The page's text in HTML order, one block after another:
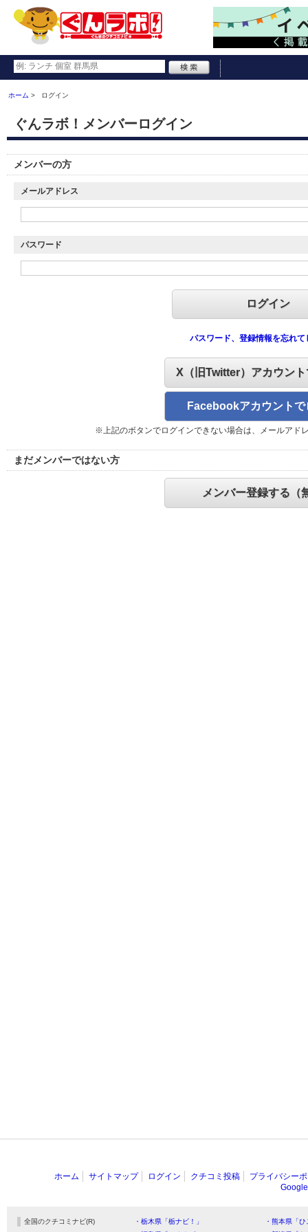
ホーム ログイン
ぐんラボ！メンバーログイン
メンバーの方
メールアドレス
パスワード
パスワード、登録情報を忘れて
X（旧Twitter）アカウン
Facebookアカウントで
※上記のボタンでログインできない場合は、メールアド
まだメンバーではない方
メンバー登録する（
ホーム サイトマップ ログイン クチコミ投稿
プライバシー
全国のクチコミナビ(R) ・栃木県「栃ナビ！」
・熊本県「